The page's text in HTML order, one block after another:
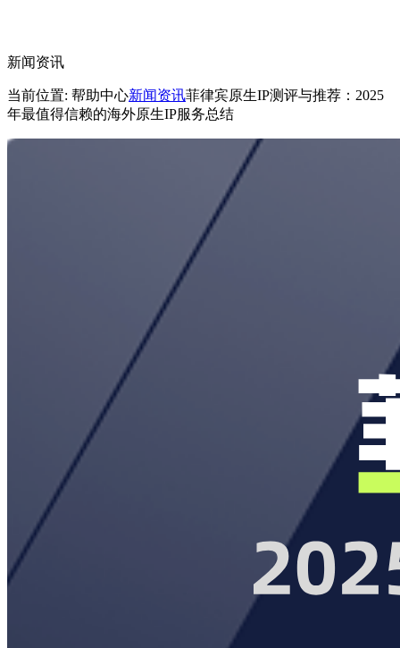
新闻资讯
当前位置: 帮助中心新闻资讯菲律宾原生IP测评与推荐：2025
年最值得信赖的海外原生IP服务总结